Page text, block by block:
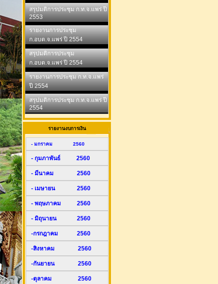
สรุปมติการประชุม ก.ท.จ.แพร่ ปี
2553
รายงานการประชุม
ก.อบต.จ.แพร่ ปี 2554
สรุปมติการประชุม
ก.อบต.จ.แพร่ ปี 2554
รายงานการประชุม ก.ท.จ.แพร่
ปี 2554
สรุปมติการประชุม ก.ท.จ.แพร่ ปี
2554
รายงานงบการเงิน
- มกราคม 2560
- กุมภาพันธ์ 2560
- มีนาคม 2560
- เมษายน 2560
- พฤษภาคม 2560
- มิถุนายน 2560
-กรกฎาคม 2560
-สิงหาคม 2560
-กันยายน 2560
-ตุลาคม 2560